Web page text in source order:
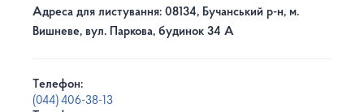
Адреса для листування: 08134, Бучанський р-н, м.
Вишневе, вул. Паркова, будинок 34 А
Телефон:
(044) 406-38-13